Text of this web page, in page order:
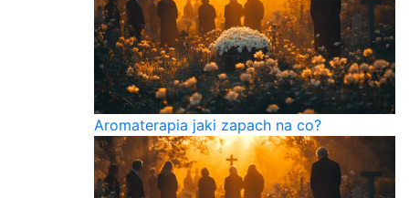
Aromaterapia jaki zapach na co?